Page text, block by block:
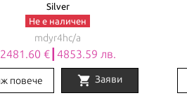
Silver
Не е наличен
mdyr4hc/a
2481.60 €┃4853.59 лв.
повече shopping_cart Заяви